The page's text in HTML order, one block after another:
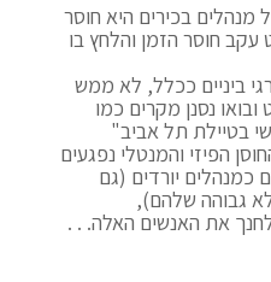
מנהלים בכירים היא חוסר
עקב חוסר הזמן והלחץ בו
ביניים ככלל, לא ממש
נסנן מקרים כמו
בטיילת תל אביב"
הפיזי והמנטלי נפגעים
כמנהלים יורדים (גם
גבוהה שלהם),
את האנשים האלה. . .